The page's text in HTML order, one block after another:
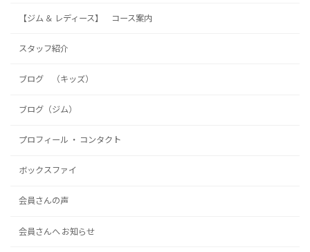
【ジム ＆ レディース】 コース案内
スタッフ紹介
ブログ （キッズ）
ブログ（ジム）
プロフィール ・ コンタクト
ボックスファイ
会員さんの声
会員さんへ お知らせ